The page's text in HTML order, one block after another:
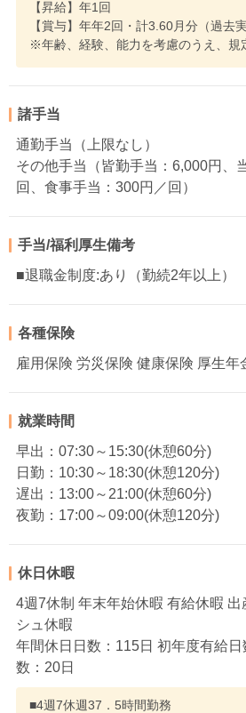
【昇給】年1回
【賞与】年年2回・計3.60月分（過去実
※年齢、経験、能力を考慮のうえ、規
諸手当
通勤手当（上限なし）
その他手当（皆勤手当：6,000円、
回、食事手当：300円／回）
手当/福利厚生備考
■退職金制度:あり（勤続2年以上）
各種保険
雇用保険 労災保険 健康保険 厚生年
就業時間
早出：07:30～15:30(休憩60分)
日勤：10:30～18:30(休憩120分)
遅出：13:00～21:00(休憩60分)
夜勤：17:00～09:00(休憩120分)
休日休暇
4週7休制 年末年始休暇 有給休暇
シュ休暇
年間休日日数：115日 初年度有給日
数：20日
■4週7休週37．5時間勤務